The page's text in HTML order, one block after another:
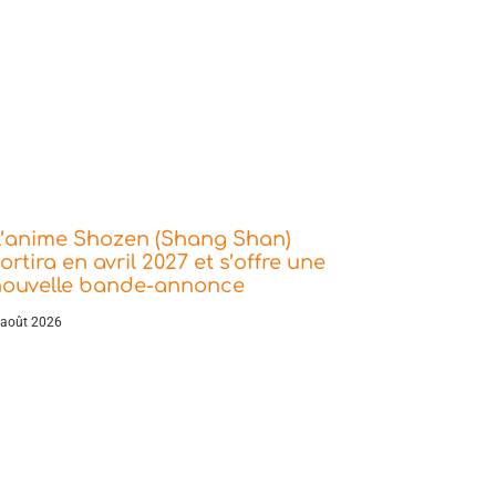
Shozen (Shang Shan)
en avril 2027 et s’offre une
bande-annonce
2026